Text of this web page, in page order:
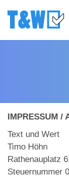
IMPRESSUM /
Text und Wert
Timo Höhn
Rathenauplatz
Steuernummer